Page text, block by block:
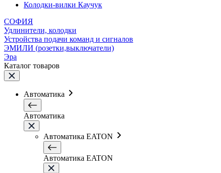
Колодки-вилки Каучук
СОФИЯ
Удлинители, колодки
Устройства подачи команд и сигналов
ЭМИЛИ (розетки,выключатели)
Эра
Каталог товаров
Автоматика
Автоматика
Автоматика EATON
Автоматика EATON